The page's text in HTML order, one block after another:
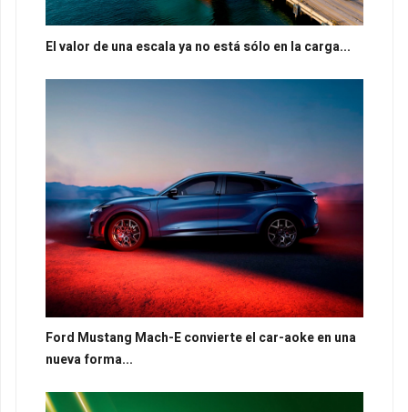
El valor de una escala ya no está sólo en la carga...
Ford Mustang Mach-E convierte el car-aoke en una
nueva forma...